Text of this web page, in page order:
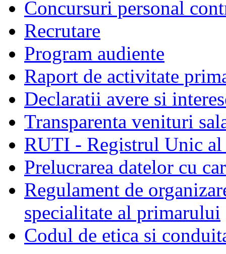
Concursuri personal
Recrutare
Program audiente
Raport de activitate
Declaratii avere si
Transparenta venituri
RUTI - Registrul Unic al
Prelucrarea datelor cu
Regulament de
specialitate al primarului
Codul de etica si